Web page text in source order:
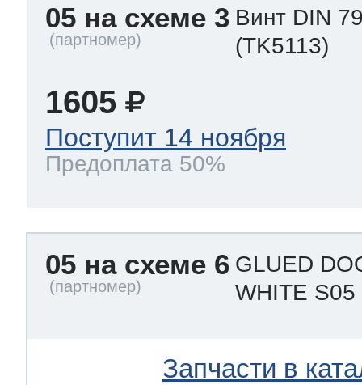
05 на схеме 3 Винт DIN
(TK5113)
1605
Поступит 14 ноября
Предоплата 50%
05 на схеме 6 GLUED
WHITE S05
Запчасти в